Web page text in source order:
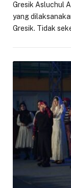
Gresik Asluchul
yang
Gresik. Tidak